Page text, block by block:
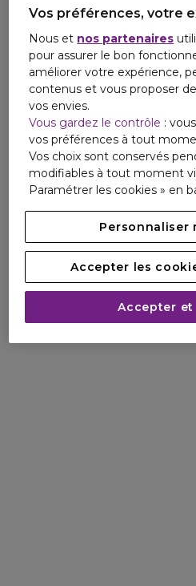
Vos préférences, votre
Nous et nos partenaires
pour assurer le bon
améliorer votre expérience,
contenus et vous proposer
vos envies.
Vous gardez le contrôle :
vos préférences à tout
Vos choix sont conservés
modifiables à tout moment
Paramétrer les cookies » en
Personnaliser
Accepter les
Accepter